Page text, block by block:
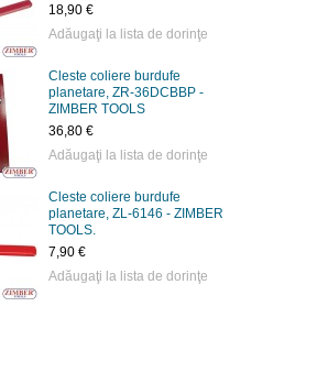
18,90 €
Adăugaţi la lista de dorinţe
Cleste coliere burdufe
planetare, ZR-36DCBBP -
ZIMBER TOOLS
36,80 €
Adăugaţi la lista de dorinţe
Cleste coliere burdufe
planetare, ZL-6146 - ZIMBER
TOOLS.
7,90 €
Adăugaţi la lista de dorinţe